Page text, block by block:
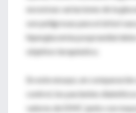
excesivas variaciones de la
son peligrosas para el árbol
hiperglucemia posprandial
objetivo terapéutico.
En este ensayo, en
control, los pacientes
valores de EIMC junto con